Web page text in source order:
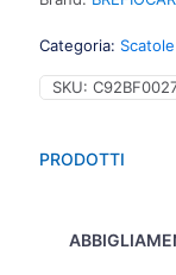
PRODOTTI
bottone,
dorso
4cm,
colore
Prezzo
minimo
Categoria:
SKU: